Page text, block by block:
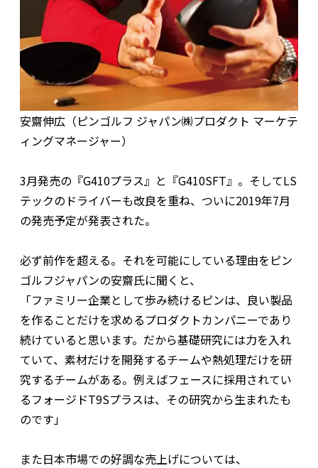
安齋伸広（ピンゴルフ ジャパン㈱プロダクト マーケテ
ィングマネージャー）
3月発売の『G410プラス』と『G410SFT』。そしてLS
テックのドライバーも改良を重ね、ついに2019年7月
の発売予定が発表された。
必ず前作を超える。それを可能にしている理由をピン
ゴルフジャパンの安齋氏に聞くと、
「ファミリー企業として歩み続けるピンは、良い製品
を作ることだけを求めるプロダクトカンパニーであり
続けていると思います。だから基礎研究には力を入れ
ていて、素材だけを開発するチームや熱処理だけを研
究するチームがある。例えばフェースに採用されてい
るフォージドT9Sプラスは、その研究から生まれたも
のです」
また日本市場での好調な売上げについては、